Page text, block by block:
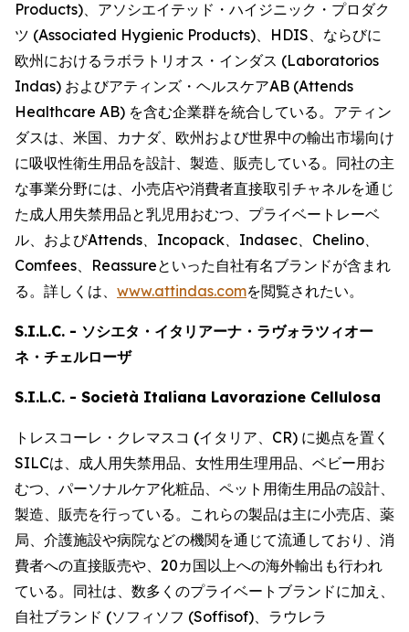
Products)、アソシエイテッド・ハイジニック・プロダク
ツ (Associated Hygienic Products)、HDIS、ならびに
欧州におけるラボラトリオス・インダス (Laboratorios
Indas) およびアティンズ・ヘルスケアAB (Attends
Healthcare AB) を含む企業群を統合している。アティン
ダスは、米国、カナダ、欧州および世界中の輸出市場向け
に吸収性衛生用品を設計、製造、販売している。同社の主
な事業分野には、小売店や消費者直接取引チャネルを通じ
た成人用失禁用品と乳児用おむつ、プライベートレーベ
ル、およびAttends、Incopack、Indasec、Chelino、
Comfees、 Reassureといった自社有名ブランドが含まれ
る。詳しくは、 www.attindas.comを閲覧されたい。
S.I.L.C. - ソシエタ・イタリアーナ・ラヴォラツィオー
ネ・チェルローザ
S.I.L.C. - Società Italiana Lavorazione Cellulosa
トレスコーレ・クレマスコ (イタリア、CR) に拠点を置く
SILCは、成人用失禁用品、女性用生理用品、ベビー用お
むつ、パーソナルケア化粧品、ペット用衛生用品の設計、
製造、販売を行っている。これらの製品は主に小売店、薬
局、介護施設や病院などの機関を通じて流通しており、消
費者への直接販売や、20カ国以上への海外輸出も行われ
ている。同社は、数多くのプライベートブランドに加え、
自社ブランド (ソフィソフ (Soffisof)、ラウレラ